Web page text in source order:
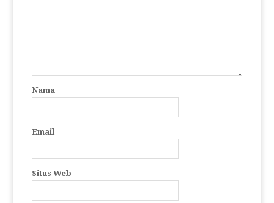
Nama
Email
Situs Web